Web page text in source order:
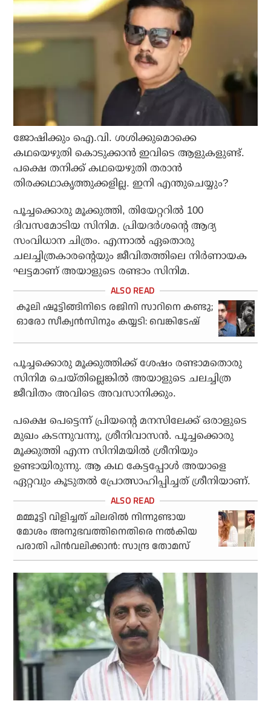
ജോഷിക്കും ഐ.വി. ശശിക്കുമൊക്കെ
കഥയെഴുതി കൊടുക്കാന്‍ ഇവിടെ ആളുകളുണ്ട്.
പക്ഷെ തനിക്ക് കഥയെഴുതി തരാന്‍
തിരക്കഥാകൃത്തുക്കളില്ല. ഇനി എന്തുചെയ്യും?
പൂച്ചക്കൊരു മൂക്കുത്തി, തിയേറ്ററില്‍ 100
ദിവസമോടിയ സിനിമ. പ്രിയദര്‍ശന്റെ ആദ്യ
സംവിധാന ചിത്രം. എന്നാല്‍ ഏതൊരു
ചലച്ചിത്രകാരന്റെയും ജീവിതത്തിലെ നിര്‍ണായക
ഘട്ടമാണ് അയാളുടെ രണ്ടാം സിനിമ.
കൂലി ഷൂട്ടിങ്ങിനിടെ രജിനി സാറിനെ കണ്ടു;
ഓരോ സീക്വന്‍സിനും കയ്യടി: വെങ്കിടേഷ്
പൂച്ചക്കൊരു മൂക്കുത്തിക്ക് ശേഷം രണ്ടാമതൊരു
സിനിമ ചെയ്തില്ലെങ്കില്‍ അയാളുടെ ചലച്ചിത്ര
ജീവിതം അവിടെ അവസാനിക്കും.
പക്ഷെ പെട്ടെന്ന് പ്രിയന്റെ മനസിലേക്ക് ഒരാളുടെ
മുഖം കടന്നുവന്നു, ശ്രീനിവാസന്‍. പൂച്ചക്കൊരു
മൂക്കുത്തി എന്ന സിനിമയില്‍ ശ്രീനിയും
ഉണ്ടായിരുന്നു. ആ കഥ കേട്ടപ്പോള്‍ അയാളെ
ഏറ്റവും കൂടുതല്‍ പ്രോത്സാഹിപ്പിച്ചത് ശ്രീനിയാണ്.
മമ്മൂട്ടി വിളിച്ചത് ചിലരില്‍ നിന്നുണ്ടായ
മോശം അനുഭവത്തിനെതിരെ നല്‍കിയ
പരാതി പിന്‍വലിക്കാന്‍: സാന്ദ്ര തോമസ്‌